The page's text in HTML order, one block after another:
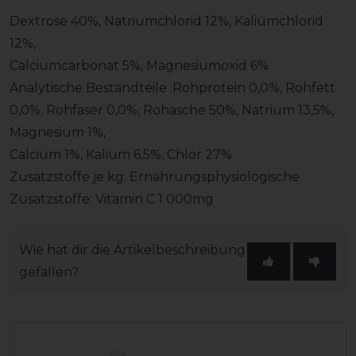
Dextrose 40%, Natriumchlorid 12%, Kaliumchlorid
12%,
Calciumcarbonat 5%, Magnesiumoxid 6%
Analytische Bestandteile :Rohprotein 0,0%, Rohfett
0,0%, Rohfaser 0,0%, Rohasche 50%, Natrium 13,5%,
Magnesium 1%,
Calcium 1%, Kalium 6,5%, Chlor 27%
Zusatzstoffe je kg: Ernährungsphysiologische
Zusatzstoffe: Vitamin C 1 000mg
Wie hat dir die Artikelbeschreibung
gefallen?